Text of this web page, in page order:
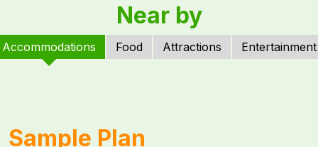
Near by
Accommodations Food Attractions Entertainment
Sample Plan